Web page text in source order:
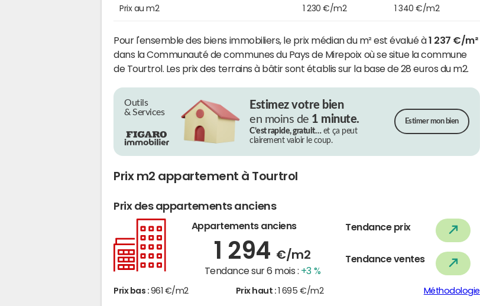
Prix au m2 1 230 €/m2 1 340 €/m2
Pour l'ensemble des biens immobiliers, le prix médian du m² est évalué à1 237 €/m²
dans la Communauté de communes du Pays de Mirepoix où se situe la commune
de Tourtrol. Les prix des terrains à bâtir sont établis sur la base de 28 euros du m2.
Outils
& Services
Estimez votre bien
en moins de 1 minute.
C’est rapide, gratuit…et ça peut
clairement valoir le coup.
Estimer mon bien
Prix m2 appartement à Tourtrol
Prix des appartements anciens
Appartements anciens
1 294 €/m2
Tendance sur 6 mois : +3 %
Tendance prix
Tendance ventes
Prix bas : 961 €/m2 Prix haut : 1 695 €/m2 Méthodologie